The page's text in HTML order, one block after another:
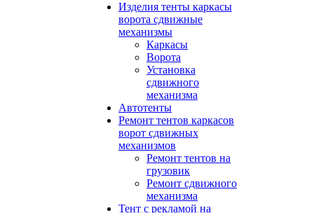
Изделия тенты каркасы
ворота сдвижные
механизмы
Каркасы
Ворота
Установка
сдвижного
механизма
Автотенты
Ремонт тентов каркасов
ворот сдвижных
механизмов
Ремонт тентов на
грузовик
Ремонт сдвижного
механизма
Тент с рекламой на